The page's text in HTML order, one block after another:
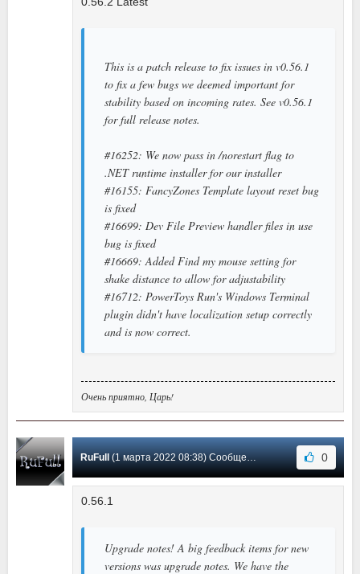
This is a patch release to fix issues in v0.56.1
to fix a few bugs we deemed important for
stability based on incoming rates. See v0.56.1
for full release notes.
#16252: We now pass in /norestart flag to
.NET runtime installer for our installer
#16155: FancyZones Template layout reset bug
is fixed
#16699: Dev File Preview handler files in use
bug is fixed
#16669: Added Find my mouse setting for
shake distance to allow for adjustability
#16712: PowerToys Run's Windows Terminal
plugin didn't have localization setup correctly
and is now correct.
Очень приятно, Царь!
RuFull(1 марта 2022 08:38) Сообщение #18 0
0.56.1
Upgrade notes! A big feedback items for new
versions was upgrade notes. We have the